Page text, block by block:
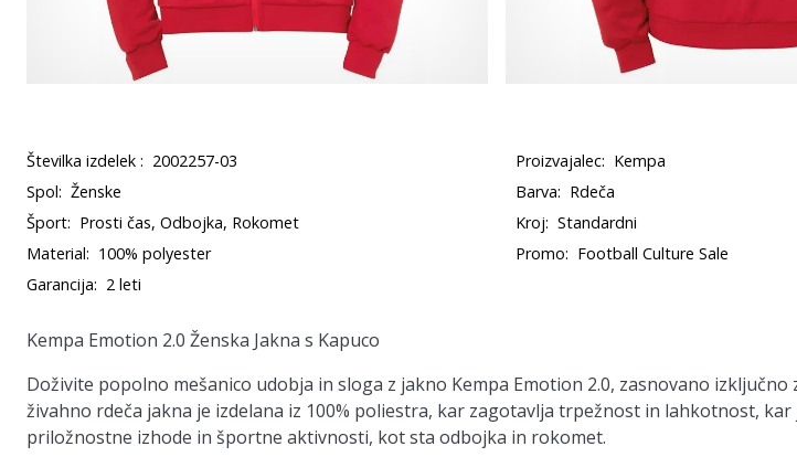
Številka izdelek : 2002257-03 Proizvajalec: Kempa
Spol: Ženske Barva: Rdeča
Šport: Prosti čas, Odbojka, Rokomet Kroj: Standardni
Material: 100% polyester Promo: Football Culture Sale
Garancija: 2 leti
Kempa Emotion 2.0 Ženska Jakna s Kapuco
Doživite popolno mešanico udobja in sloga z jakno Kempa Emotion 2.0, zasnovano izključno
živahno rdeča jakna je izdelana iz 100% poliestra, kar zagotavlja trpežnost in lahkotnost, kar
priložnostne izhode in športne aktivnosti, kot sta odbojka in rokomet.